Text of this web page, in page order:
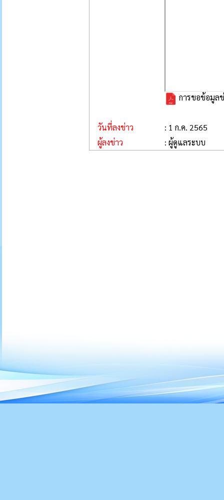
การขอข้อมูล
วันที่ลงข่าว
: 1 ก.ค. 2565
ผู้ลงข่าว
: ผู้ดูแลระบบ